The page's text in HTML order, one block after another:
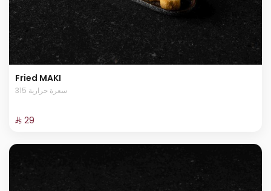
Fried MAKI
315 سعرة حرارية
⁨⁦‪‬ 29⁩